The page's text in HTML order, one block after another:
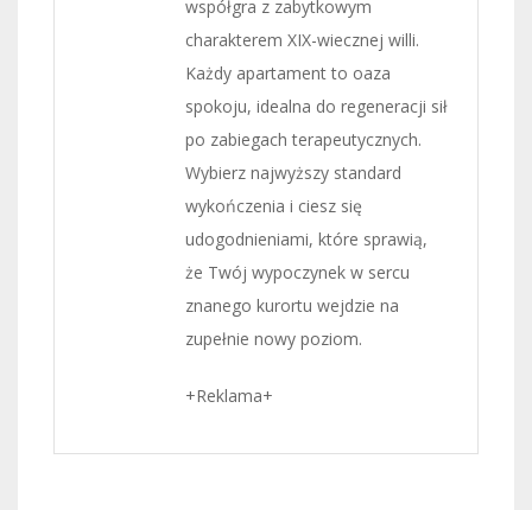
współgra z zabytkowym
charakterem XIX-wiecznej willi.
Każdy apartament to oaza
spokoju, idealna do regeneracji sił
po zabiegach terapeutycznych.
Wybierz najwyższy standard
wykończenia i ciesz się
udogodnieniami, które sprawią,
że Twój wypoczynek w sercu
znanego kurortu wejdzie na
zupełnie nowy poziom.
+Reklama+